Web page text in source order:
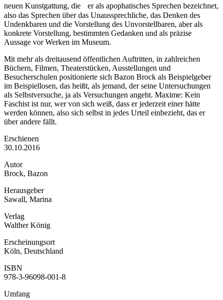
neuen Kunstgattung, die er als apophatisches Sprechen bezeichnet,
also das Sprechen über das Unaussprechliche, das Denken des
Undenkbaren und die Vorstellung des Unvorstellbaren, aber als
konkrete Vorstellung, bestimmten Gedanken und als präzise
Aussage vor Werken im Museum.
Mit mehr als dreitausend öffentlichen Auftritten, in zahlreichen
Büchern, Filmen, Theaterstücken, Ausstellungen und
Besucherschulen positionierte sich Bazon Brock als Beispielgeber
im Beispiellosen, das heißt, als jemand, der seine Untersuchungen
als Selbstversuche, ja als Versuchungen angeht. Maxime: Kein
Faschist ist nur, wer von sich weiß, dass er jederzeit einer hätte
werden können, also sich selbst in jedes Urteil einbezieht, das er
über andere fällt.
Erschienen
30.10.2016
Autor
Brock, Bazon
Herausgeber
Sawall, Marina
Verlag
Walther König
Erscheinungsort
Köln, Deutschland
ISBN
978-3-96098-001-8
Umfang